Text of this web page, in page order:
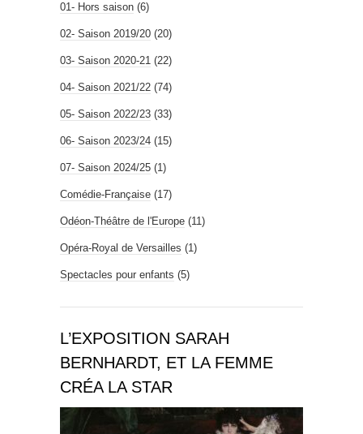
01- Hors saison (6)
02- Saison 2019/20 (20)
03- Saison 2020-21 (22)
04- Saison 2021/22 (74)
05- Saison 2022/23 (33)
06- Saison 2023/24 (15)
07- Saison 2024/25 (1)
Comédie-Française (17)
Odéon-Théâtre de l'Europe (11)
Opéra-Royal de Versailles (1)
Spectacles pour enfants (5)
L’EXPOSITION SARAH
BERNHARDT, ET LA FEMME
CRÉA LA STAR